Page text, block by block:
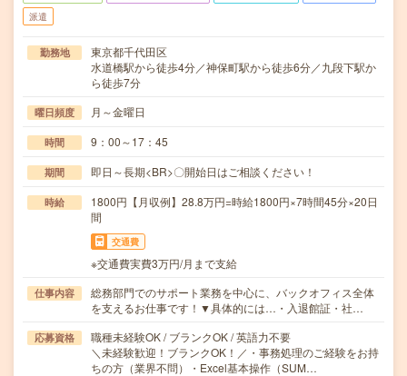
派遣
勤務地
東京都千代田区
水道橋駅から徒歩4分／神保町駅から徒歩6分／九段下駅か
ら徒歩7分
曜日頻度 月～金曜日
時間 9：00～17：45
期間 即日～長期<BR>〇開始日はご相談ください！
時給
1800円【月収例】28.8万円=時給1800円×7時間45分×20日
間
交通費
※交通費実費3万円/月まで支給
仕事内容
総務部門でのサポート業務を中心に、バックオフィス全体
を支えるお仕事です！▼具体的には…・入退館証・社…
応募資格
職種未経験OK / ブランクOK / 英語力不要
＼未経験歓迎！ブランクOK！／・事務処理のご経験をお持
ちの方（業界不問）・Excel基本操作（SUM…